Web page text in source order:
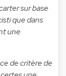
sur base
que dans
une
de critère de